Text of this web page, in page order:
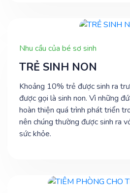
Nhu cầu của bé sơ sinh
TRẺ SINH NON
Khoảng 10% trẻ được sinh ra
được gọi là sinh non. Vì những
hoàn thiện quá trình phát triển
nên chúng thường được sinh ra
sức khỏe.